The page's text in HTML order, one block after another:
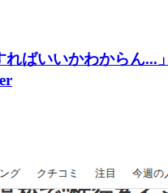
ればいいかわからん